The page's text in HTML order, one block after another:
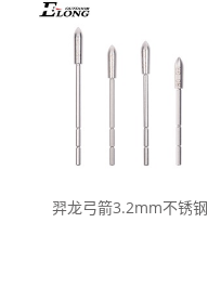
羿龙弓箭3.2mm不锈钢